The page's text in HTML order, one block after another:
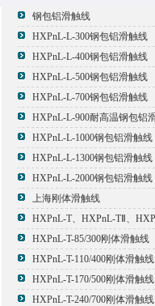
钢包铝滑触线
HXPnL-L-300钢包铝滑触线
HXPnL-L-400钢包铝滑触线
HXPnL-L-500钢包铝滑触线
HXPnL-L-700钢包铝滑触线
HXPnL-L-1000钢包铝滑触线
HXPnL-L-1300钢包铝滑触线
HXPnL-L-2000钢包铝滑触线
上海刚体滑触线
HXPnL-T-85/300刚体滑触线
HXPnL-T-110/400刚体滑触线
HXPnL-T-170/500刚体滑触线
HXPnL-T-240/700刚体滑触线